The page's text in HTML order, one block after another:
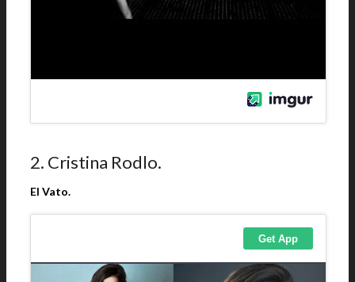
2. Cristina Rodlo.
El Vato.